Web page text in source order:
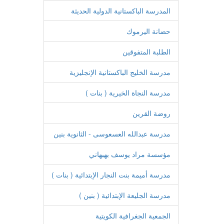
المدرسة الباكستانية الدولية الحديثة
حضانة اليرموك
الطلبة المتفوقين
مدرسة الخليج الباكستانية الإنجليزية
مدرسة النجاة الخيرية ( بنات )
روضة القرين
مدرسة عبدالله العسعوسى - الثانوية بنين
مؤسسة مراد يوسف بهبهاني
مدرسة أميمة بنت النجار الإبتدائية ( بنات )
مدرسة الجليعة الإبتدائية ( بنين )
الجمعية الجغرافية الكويتية